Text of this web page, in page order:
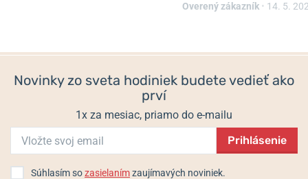
Overený zákazník • 14. 5.
Novinky zo sveta hodiniek budete vedieť ako
prví
1x za mesiac, priamo do e-mailu
Prihlásenie
Súhlasím sozasielanímzaujímavých noviniek.